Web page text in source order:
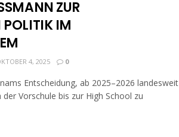
ZUR
POLITIK IM
4, 2025 0
Entscheidung, ab 2025–2026 landesweit
Vorschule bis zur High School zu